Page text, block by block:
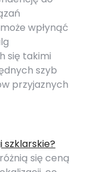
wpłynąć
się takimi
szyb
przyjaznych
szklarskie?
się ceną